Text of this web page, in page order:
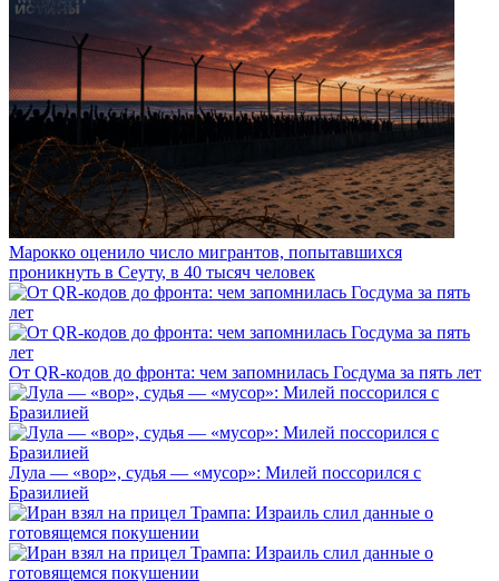
Марокко оценило число мигрантов, попытавшихся
проникнуть в Сеуту, в 40 тысяч человек
От QR-кодов до фронта: чем запомнилась Госдума за пять лет
Лула — «вор», судья — «мусор»: Милей поссорился с
Бразилией